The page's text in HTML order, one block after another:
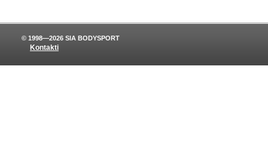
Kontakti
© 1998—2026 SIA BODYSPORT